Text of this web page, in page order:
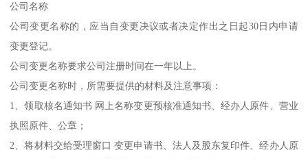
公司名称
公司变更名称的，应当自变更决议或者决定作出之日起30日内申请
变更登记。
公司变更名称要求公司注册时间在一年以上。
公司变更名称时，所需要提供的材料及注意事项：
1、领取核名通知书 网上名称变更预核准通知书、经办人原件、营业
执照原件、公章；
2、将材料交给受理窗口 变更申请书、法人及股东复印件、经办人原